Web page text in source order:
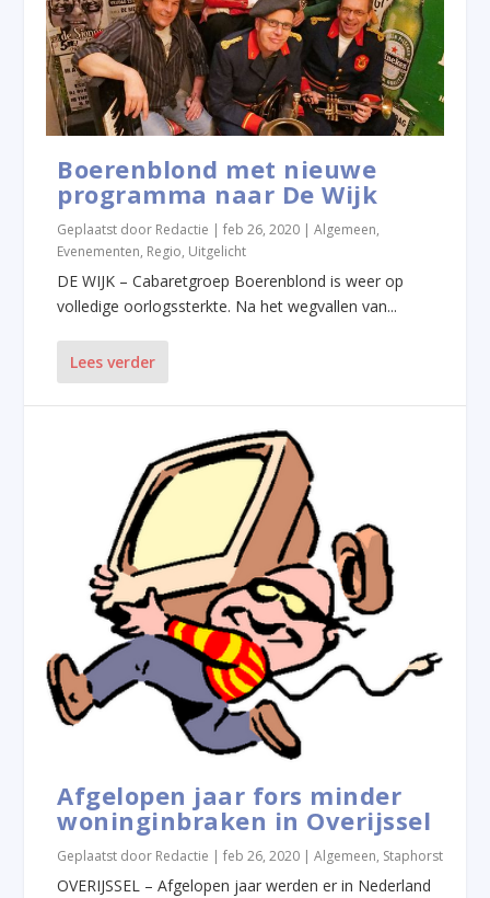
Boerenblond met nieuwe
programma naar De Wijk
Geplaatst door Redactie |feb 26, 2020 |Algemeen,
Evenementen, Regio, Uitgelicht
DE WIJK – Cabaretgroep Boerenblond is weer op
volledige oorlogssterkte. Na het wegvallen van...
Lees verder
Afgelopen jaar fors minder
woninginbraken in Overijssel
Geplaatst door Redactie |feb 26, 2020 |Algemeen, Staphorst
OVERIJSSEL – Afgelopen jaar werden er in Nederland